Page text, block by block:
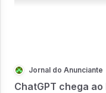
Jornal do Anunciante
ChatGPT chega ao